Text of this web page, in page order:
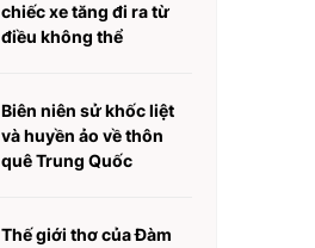
chiếc xe tăng đi ra từ
điều không thể
Biên niên sử khốc liệt
và huyền ảo về thôn
quê Trung Quốc
Thế giới thơ của Đàm